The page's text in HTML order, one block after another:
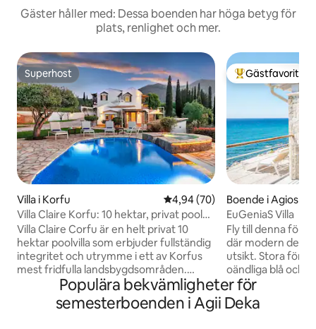
Gäster håller med: Dessa boenden har höga betyg för
plats, renlighet och mer.
Superhost
Superhost
Villa i Korfu 4,94 av 5 i genomsnittligt
4,94 (70)
Villa Claire Korfu: 10 hektar, privat pool
och studio
Villa Claire Corfu är en helt privat 10
hektar poolvilla som erbjuder fullständig
integritet och utrymme i ett av Korfus
mest fridfulla landsbygdsområden.
Boendet ligger inom bekvämt
köravstånd från stränder och Korfus
gamla stad – ett Unesco-världsarv – och
Populär
Gästfavorit
Boende i Agios
EuGeniaS Villa
Fly till denna
där modern
utsikt. Stora
oändliga blå och
solnedgångarna,
perfekta
Precis nedanför
Populära bekvämligheter för
semesterboenden i Agii Deka